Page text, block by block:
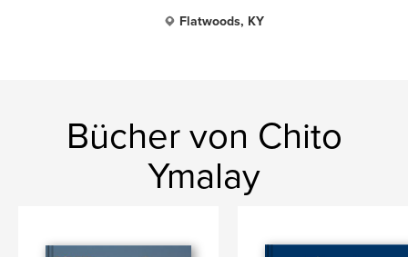
Flatwoods, KY
Bücher von Chito
Ymalay